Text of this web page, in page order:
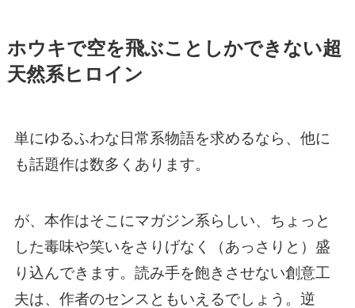
ホウキで空を飛ぶことしかできない超
天然系ヒロイン
単にゆるふわな日常系物語を求めるなら、他に
も話題作は数多くあります。
が、本作はそこにマガジン系らしい、ちょっと
した毒味や笑いをさりげなく（あっさりと）盛
り込んできます。読み手を飽きさせない創意工
夫は、作者のセンスともいえるでしょう。逆